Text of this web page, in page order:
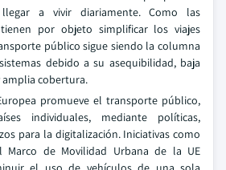
llegar a vivir diariamente. Como las
tienen por objeto simplificar los viajes
público sigue siendo la columna
debido a su asequibilidad, baja
cobertura.
promueve el transporte público,
individuales, mediante políticas,
para la digitalización. Iniciativas como
de Movilidad Urbana de la UE